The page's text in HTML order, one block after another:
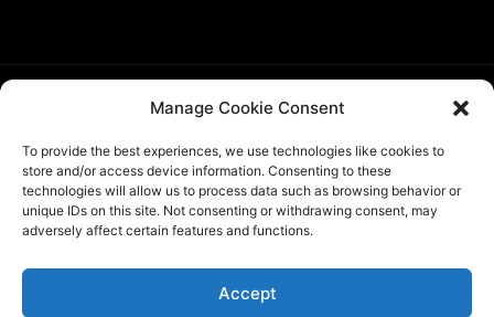
Manage Cookie Consent
To provide the best experiences, we use technologies like cookies to
store and/or access device information. Consenting to these
technologies will allow us to process data such as browsing behavior or
unique IDs on this site. Not consenting or withdrawing consent, may
adversely affect certain features and functions.
Accept
Blitz creado por@InkaPanzer, de acuerdo con WG DPP. No
somos un sitio web oficial de Wargaming o World of Tanks